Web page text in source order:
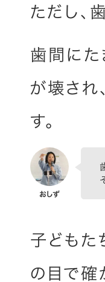
ただし、
歯間にた
が壊され
す。
子どもた
の目で確